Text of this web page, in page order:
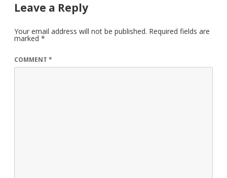
Leave a Reply
Your email address will not be published. Required fields are
marked *
COMMENT *